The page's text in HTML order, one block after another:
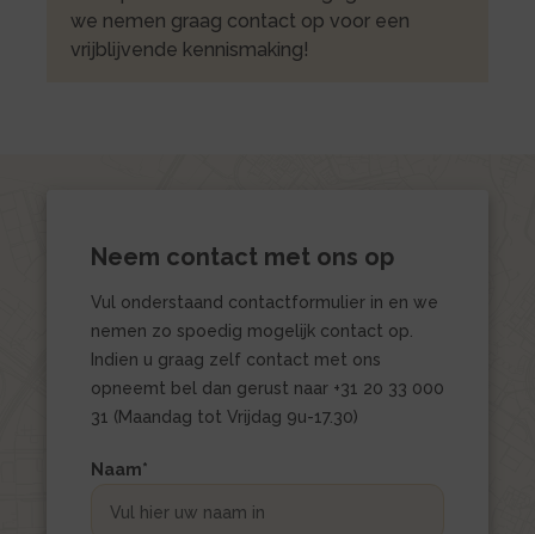
we nemen graag contact op voor een
vrijblijvende kennismaking!
Neem contact met ons op
Vul onderstaand contactformulier in en we
nemen zo spoedig mogelijk contact op.
Indien u graag zelf contact met ons
opneemt bel dan gerust naar +31 20 33 000
31 (Maandag tot Vrijdag 9u-17.30)
Naam*